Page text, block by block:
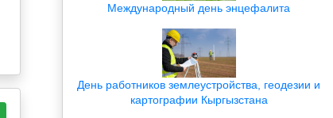
Международный день энцефалита
День работников землеустройства, геодезии и
картографии Кыргызстана